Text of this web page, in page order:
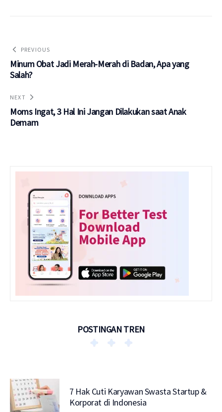
PREVIOUS
Minum Obat Jadi Merah-Merah di Badan, Apa yang
Salah?
NEXT
Moms Ingat, 3 Hal Ini Jangan Dilakukan saat Anak
Demam
POSTINGAN TREN
7 Hak Cuti Karyawan Swasta Startup &
Korporat di Indonesia